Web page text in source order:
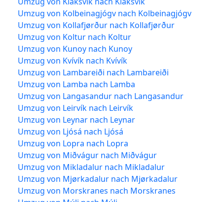
Umzug von Kolbeinagjógv nach Kolbeinagjógv
Umzug von Kollafjørður nach Kollafjørður
Umzug von Koltur nach Koltur
Umzug von Kunoy nach Kunoy
Umzug von Kvívík nach Kvívík
Umzug von Lambareiði nach Lambareiði
Umzug von Lamba nach Lamba
Umzug von Langasandur nach Langasandur
Umzug von Leirvík nach Leirvík
Umzug von Leynar nach Leynar
Umzug von Ljósá nach Ljósá
Umzug von Lopra nach Lopra
Umzug von Miðvágur nach Miðvágur
Umzug von Mikladalur nach Mikladalur
Umzug von Mjørkadalur nach Mjørkadalur
Umzug von Morskranes nach Morskranes